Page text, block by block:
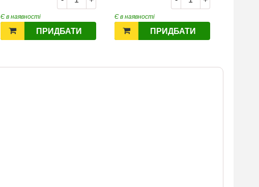
Є в наявності
ПРИДБАТИ
Є в наявності
ПРИДБАТИ